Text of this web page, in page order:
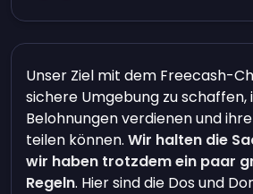
Unser Ziel mit dem Freecash-
sichere Umgebung zu schaffen,
Belohnungen verdienen und
teilen können.Wir halten die
wir haben trotzdem ein paar
Regeln. Hier sind die Dos und